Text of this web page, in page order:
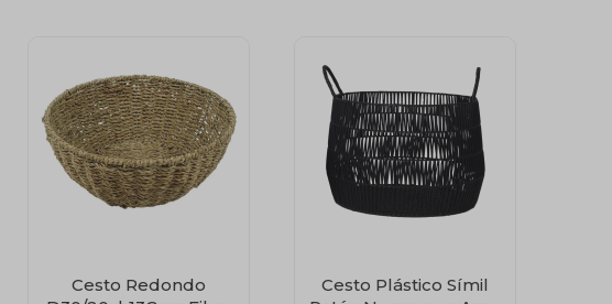
Cesto Redondo
Cesto Plástico Símil